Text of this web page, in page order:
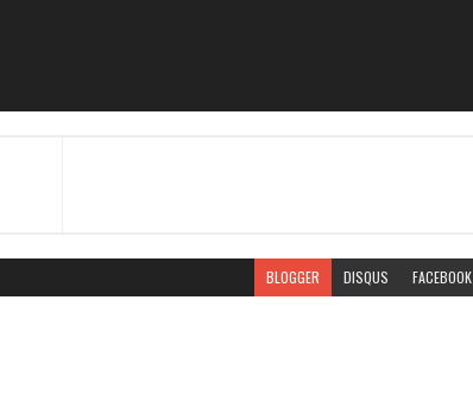
BLOGGER DISQUS FACEBOOK